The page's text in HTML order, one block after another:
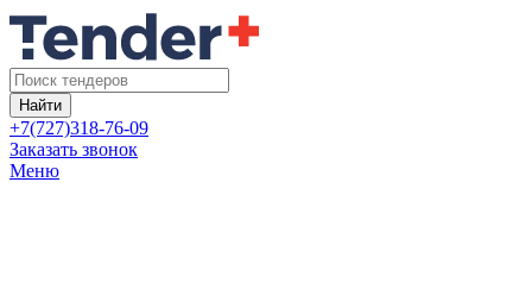
Найти
+7(727)318-76-09
Заказать звонок
Меню